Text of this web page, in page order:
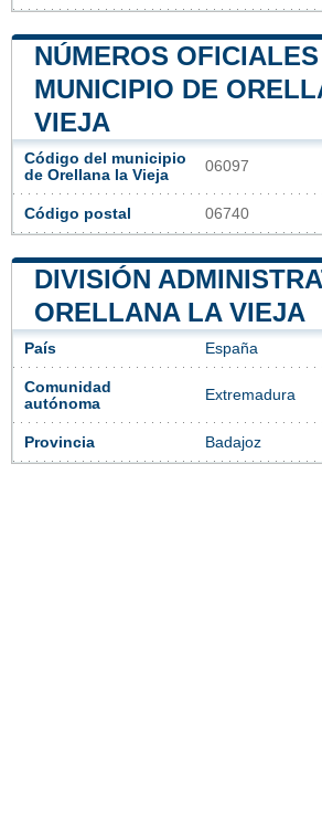
NÚMEROS
MUNICIPIO DE
VIEJA
Código del municipio
de Orellana la Vieja
06097
Código postal 06740
DIVISIÓN
ORELLANA LA VIEJA
País España
Comunidad
autónoma
Extremadura
Provincia Badajoz